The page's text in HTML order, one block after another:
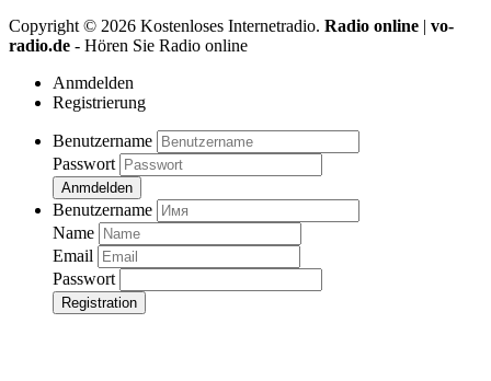
Copyright © 2026 Kostenloses Internetradio. Radio online | vo-
radio.de - Hören Sie Radio online
Anmdelden
Registrierung
Benutzername
Passwort
Anmdelden
Benutzername
Name
Email
Passwort
Registration